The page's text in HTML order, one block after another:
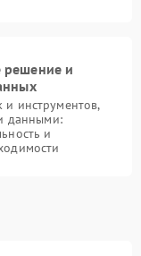
и
инструментов,
данными:
и